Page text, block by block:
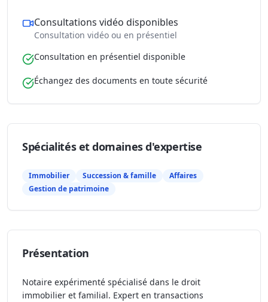
Consultations vidéo disponibles
Consultation vidéo ou en présentiel
Consultation en présentiel disponible
Échangez des documents en toute sécurité
Spécialités et domaines d'expertise
Immobilier Succession & famille
Affaires
Gestion de patrimoine
Présentation
Notaire expérimenté spécialisé dans le droit
immobilier et familial. Expert en transactions